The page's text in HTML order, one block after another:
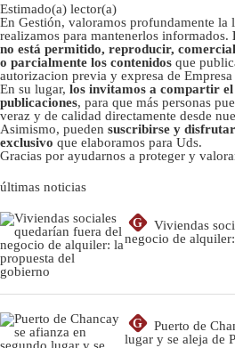
Estimado(a) lector(a)
En Gestión, valoramos profundamente la
realizamos para mantenerlos informados.
no está permitido, reproducir,
o parcialmente los contenidos que
autorizacion previa y expresa de
En su lugar, los invitamos a compartir el
publicaciones, para que más personas
veraz y de calidad directamente desde
Asimismo, pueden suscribirse y
exclusivo que elaboramos para Uds.
Gracias por ayudarnos a proteger y
últimas noticias
G
Viviendas
negocio de
G
Puerto de
lugar y se aleja de